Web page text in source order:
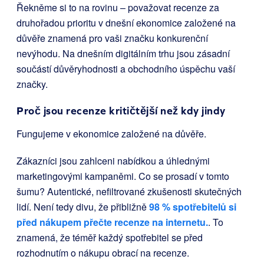
Řekněme si to na rovinu – považovat recenze za
druhořadou prioritu v dnešní ekonomice založené na
důvěře znamená pro vaši značku konkurenční
nevýhodu. Na dnešním digitálním trhu jsou zásadní
součástí důvěryhodnosti a obchodního úspěchu vaší
značky.
Proč jsou recenze kritičtější než kdy jindy
Fungujeme v ekonomice založené na důvěře.
Zákazníci jsou zahlceni nabídkou a úhlednými
marketingovými kampaněmi. Co se prosadí v tomto
šumu? Autentické, nefiltrované zkušenosti skutečných
lidí. Není tedy divu, že přibližně98 % spotřebitelů si
před nákupem přečte recenze na internetu.. To
znamená, že téměř každý spotřebitel se před
rozhodnutím o nákupu obrací na recenze.